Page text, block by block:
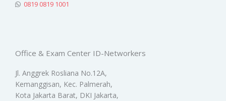
0819 0819 1001
Office & Exam Center ID-Networkers
Jl. Anggrek Rosliana No.12A,
Kemanggisan, Kec. Palmerah,
Kota Jakarta Barat, DKI Jakarta,